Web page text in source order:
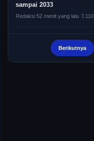
sampai 2033
Redaksi 52 menit yang lalu 110
Vini dan Guimaraes
1 jam yang lalu 233
Berikutnya